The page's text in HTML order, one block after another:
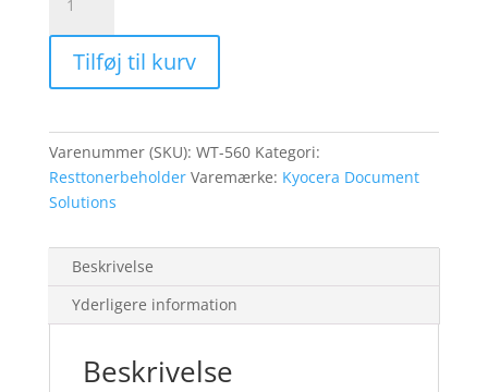
WT-
560
C5200
box
resttonerbox
antal
Tilføj til kurv
Varenummer (SKU): WT-560 Kategori:
Resttonerbeholder Varemærke: Kyocera Document
Solutions
Beskrivelse
Yderligere information
Beskrivelse